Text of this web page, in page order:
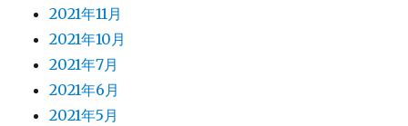
2021年11月
2021年10月
2021年7月
2021年6月
2021年5月